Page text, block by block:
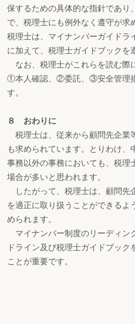
保するための具体的な指針であり
で、税理士にも例外なく遵守が求
税理士は、マイナンバーガイドラ
に加えて、税理士ガイドブックを
なお、税理士がこれらを読む際
①本人確認、②委託、③安全管理
す。
８ おわりに
税理士は、従来から顧問先企業
も求められています。とりわけ、
事務以外の事務においても、税理
場合が多いと思われます。
したがって、税理士は、顧問先
を適正に取り扱うことができるよ
められます。
マイナンバー制度のリーディン
ドライン及び税理士ガイドブック
ことが重要です。